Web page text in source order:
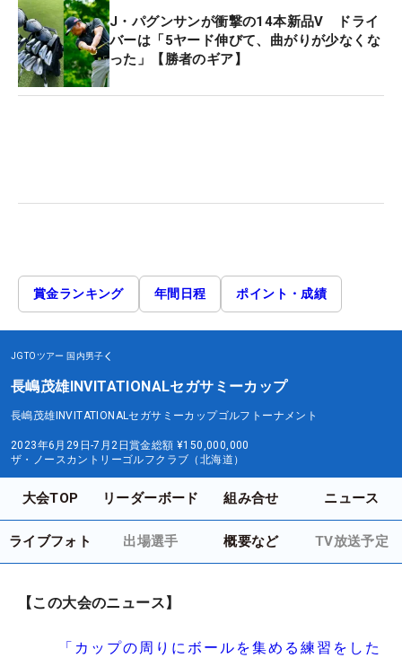
J・パグンサンが衝撃の14本新品V ドライ
バーは「5ヤード伸びて、曲がりが少なくな
った」【勝者のギア】
賞金ランキング 年間日程 ポイント・成績
JGTOツアー 国内男子
長嶋茂雄INVITATIONALセガサミーカップ
長嶋茂雄INVITATIONALセガサミーカップゴルフトーナメント
2023年6月29日-7月2日賞金総額 ¥150,000,000
ザ・ノースカントリーゴルフクラブ（北海道）
大会TOP リーダーボード 組み合せ ニュース
ライブフォト 出場選手 概要など TV放送予定
【この大会のニュース】
「カップの周りにボールを集める練習をした